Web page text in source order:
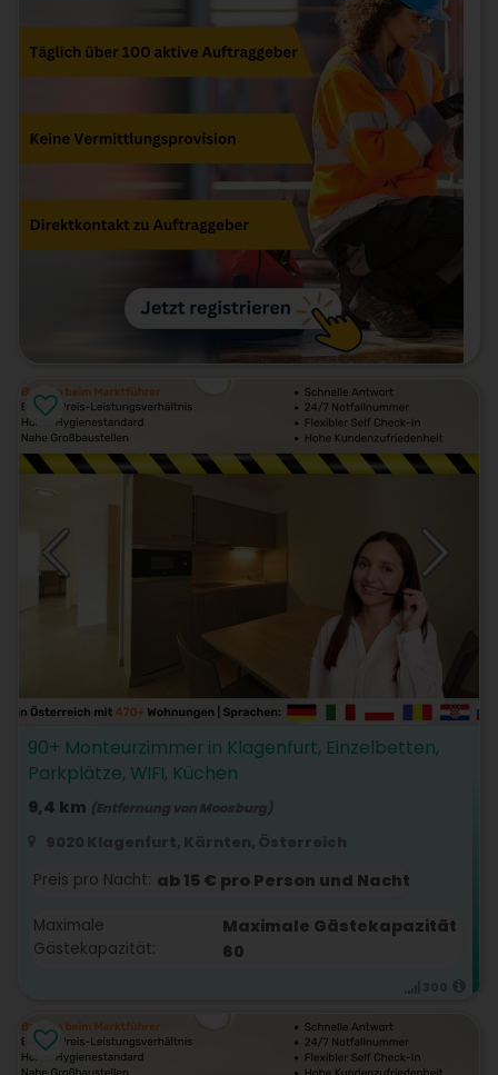
90+ Monteurzimmer in Klagenfurt, Einzelbetten,
Parkplätze, WIFI, Küchen
9,4 km (Entfernung von Moosburg)
9020 Klagenfurt, Kärnten, Österreich
Preis pro Nacht: ab 15 € pro Person und Nacht
Maximale
Gästekapazität:
Maximale Gästekapazität
60